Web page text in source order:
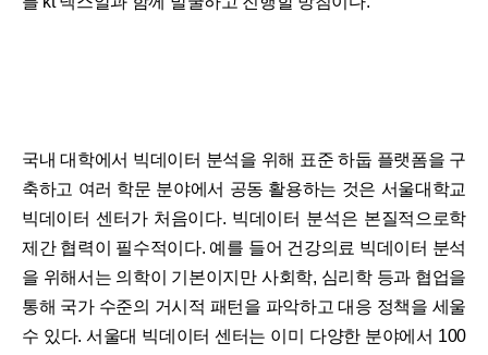
국내 대학에서 빅데이터 분석을 위해 표준 하둡 플랫폼을 구
축하고 여러 학문 분야에서 공동 활용하는 것은 서울대학교
빅데이터 센터가 처음이다. 빅데이터 분석은 본질적으로학
제간 협력이 필수적이다. 예를 들어 건강의료 빅데이터 분석
을 위해서는 의학이 기본이지만 사회학, 심리학 등과 협업을
통해 국가 수준의 거시적 패턴을 파악하고 대응 정책을 세울
수 있다. 서울대 빅데이터 센터는 이미 다양한 분야에서 100